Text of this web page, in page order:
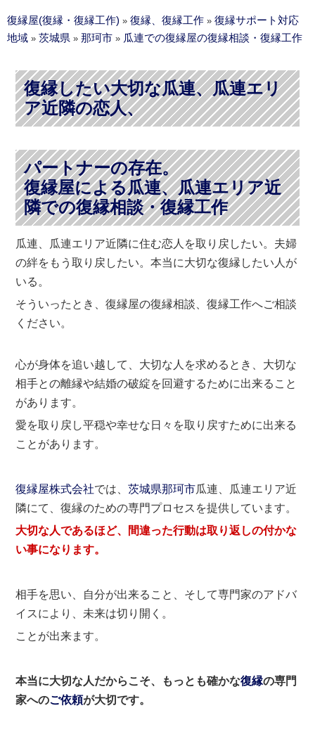
復縁屋(復縁・復縁工作) » 復縁、復縁工作 » 復縁サポート対応
地域 » 茨城県 » 那珂市 » 瓜連での復縁屋の復縁相談・復縁工作
復縁したい大切な瓜連、瓜連エリ
ア近隣の恋人、
パートナーの存在。
復縁屋による瓜連、瓜連エリア近
隣での復縁相談・復縁工作
瓜連、瓜連エリア近隣に住む恋人を取り戻したい。夫婦
の絆をもう取り戻したい。本当に大切な復縁したい人が
いる。
そういったとき、復縁屋の復縁相談、復縁工作へご相談
ください。
心が身体を追い越して、大切な人を求めるとき、大切な
相手との離縁や結婚の破綻を回避するために出来ること
があります。
愛を取り戻し平穏や幸せな日々を取り戻すために出来る
ことがあります。
復縁屋株式会社では、茨城県那珂市瓜連、瓜連エリア近
隣にて、復縁のための専門プロセスを提供しています。
大切な人であるほど、間違った行動は取り返しの付かな
い事になります。
相手を思い、自分が出来ること、そして専門家のアドバ
イスにより、未来は切り開く。
ことが出来ます。
本当に大切な人だからこそ、もっとも確かな復縁の専門
家へのご依頼が大切です。